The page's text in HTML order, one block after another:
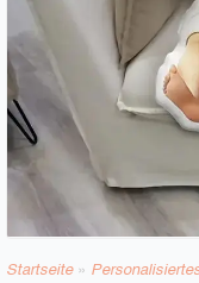
Startseite »